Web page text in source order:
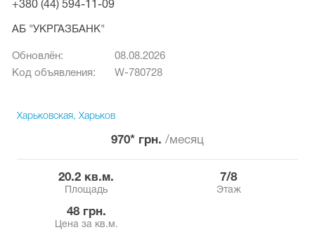
+380 (44) 594-11-09
АБ "УКРГАЗБАНК"
Обновлён:
08.08.2026
Код объявления:
W-780728
Харьковская, Харьков
970* грн. /месяц
20.2 кв.м.
Площадь
7/8
Этаж
48 грн.
Цена за кв.м.